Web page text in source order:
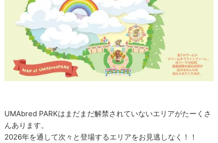
UMAbred PARKはまだまだ解禁されていないエリアがたーくさ
んあります。
2026年を通して次々と登場するエリアをお見逃しなく！！